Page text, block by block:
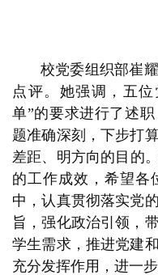
校党委组织部崔
点评。她强调，五
单”的要求进行了述
题准确深刻，下步打
差距、明方向的目的
的工作成效，希望各
中，认真贯彻落实党
旨，强化政治引领，
学生需求，推进党建
充分发挥作用，进一